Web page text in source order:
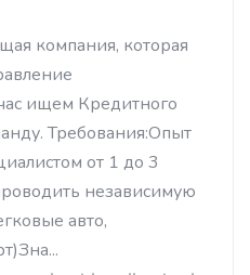
компания, которая
ищем Кредитного
Требования:Опыт
от 1 до 3
независимую
авто,